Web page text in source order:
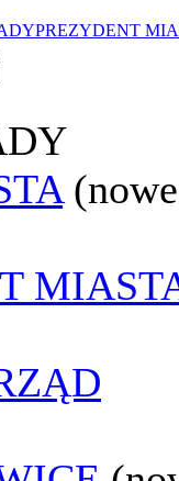
PREZYDENT
(nowe